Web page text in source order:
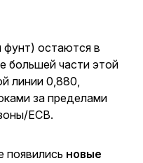
фунт) остаются в
большей части этой
линии 0,880,
за пределами
ECB.
появились новые